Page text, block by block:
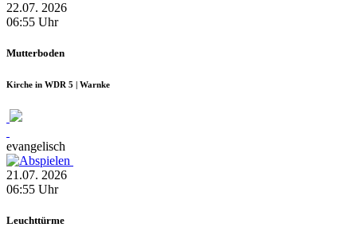
22.07. 2026
06:55 Uhr
Mutterboden
Kirche in WDR 5 | Warnke
evangelisch
21.07. 2026
06:55 Uhr
Leuchttürme